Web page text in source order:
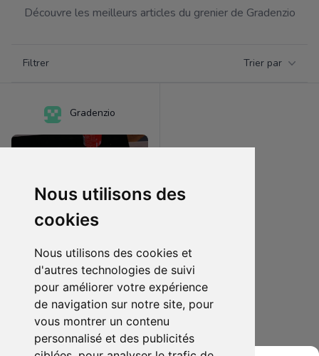
Nous utilisons des
cookies
Nous utilisons des cookies et
d'autres technologies de suivi
pour améliorer votre expérience
de navigation sur notre site, pour
vous montrer un contenu
personnalisé et des publicités
Découvre les meilleurs articles du grenier de Gradenzio
Filtrer Trier par
Gradenzio
15.00 € 0
Jeux de société
Ajouter au lot